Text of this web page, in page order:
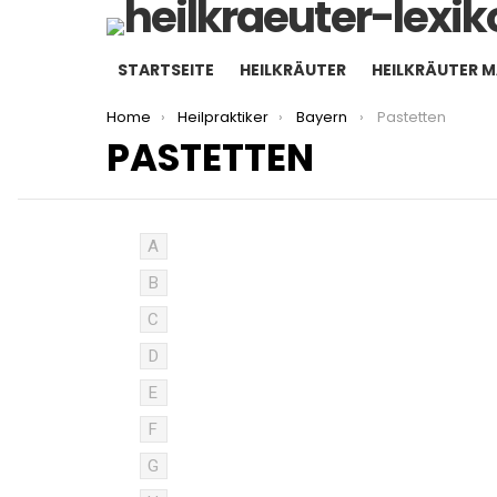
STARTSEITE HEILKRÄUTER HEILKRÄUTER
You are here:
Home Heilpraktiker Bayern Pastetten
PASTETTEN
A
B
C
D
E
F
G